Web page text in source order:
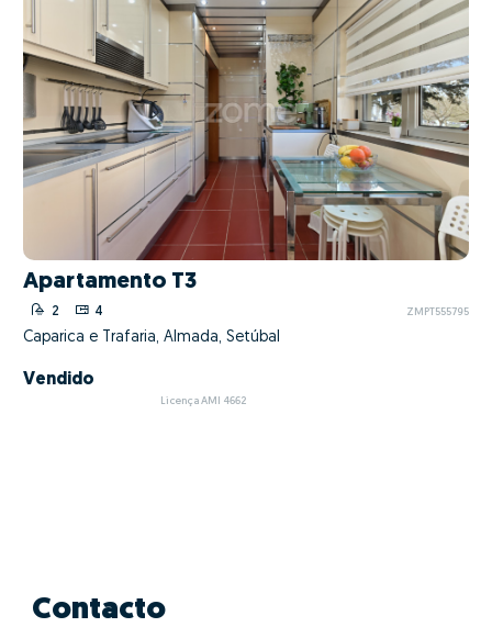
Apartamento T3
2 4 ZMPT555795
Caparica e Trafaria, Almada, Setúbal
Vendido
Licença AMI 4662
Contacto